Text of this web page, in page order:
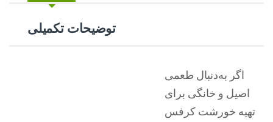
توضیحات تکمیلی
اگر به‌دنبال طعمی
اصیل و خانگی برای
تهیه خورشت کرفس